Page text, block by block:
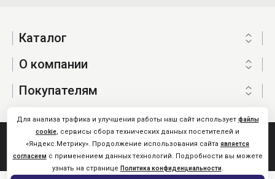
Каталог
О компании
Покупателям
Nistone.Ru © 2026
Карта сайта
Для анализа трафика и улучшения работы наш сайт использует файлы
cookie, сервисы сбора технических данных посетителей и
«Яндекс.Метрику». Продолжение использования сайта является
согласием с применением данных технологий. Подробности вы можете
узнать на странице Политика конфиденциальности.